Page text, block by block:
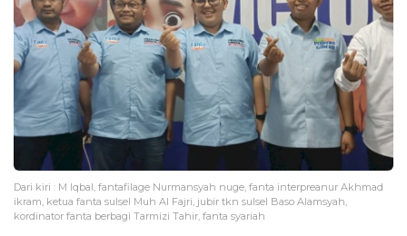
Dari kiri : M Iqbal, fantafilage Nurmansyah nuge, fanta interpreanur Akhmad
ikram, ketua fanta sulsel Muh Al Fajri, jubir tkn sulsel Baso Alamsyah,
kordinator fanta berbagi Tarmizi Tahir, fanta syariah